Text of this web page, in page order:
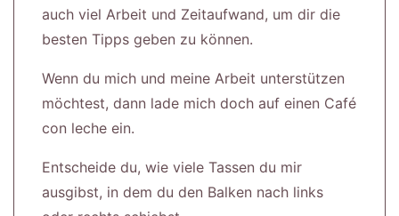
auch viel Arbeit und Zeitaufwand, um dir die
besten Tipps geben zu können.
Wenn du mich und meine Arbeit unterstützen
möchtest, dann lade mich doch auf einen Café
con leche ein.
Entscheide du, wie viele Tassen du mir
ausgibst, in dem du den Balken nach links